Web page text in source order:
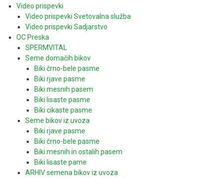
Video prispevki
Video prispevki Svetovalna služba
Video prispevki Sadjarstvo
OC Preska
SPERMVITAL
Seme domačih bikov
Biki črno-bele pasme
Biki rjave pasme
Biki mesnih pasem
Biki lisaste pasme
Biki cikaste pasme
Seme bikov iz uvoza
Biki rjave pasme
Biki črno-bele pasme
Biki mesnih in ostalih pasem
Biki lisaste pame
ARHIV semena bikov iz uvoza